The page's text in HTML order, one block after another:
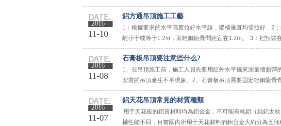
對于小企業而言，仍能另辟蹊徑打造屬于自己的“春天
2016
11-10
鋁方通吊頂施工工藝
1：根據要求的水平高度拉好水平線，縱橫垂直均需拉好. 2
離小于或等于1.2m，而輕鋼龍骨間距宜在1.2m。 3：把預裝
材間距連接好，然后調整水平線。 4：調整...
2016
11-08
石膏板吊頂要注意些什么?
1、在吊頂施工前，施工人員先要用紅外水平儀來測量墻面
安裝的吊頂產生不平現象。2、石膏板吊頂需要固定輕鋼龍
驟，大家盡量選擇品牌信譽度好的廠家龍骨。3、輕鋼龍骨防
2016
11-07
鋁天花吊頂常見的材質種類
用于天花板的鋁質材料均為鋁合金，不可能有純鋁（純鋁太
械性能不同，目前國內所用于天花材料的鋁合金大約分為五